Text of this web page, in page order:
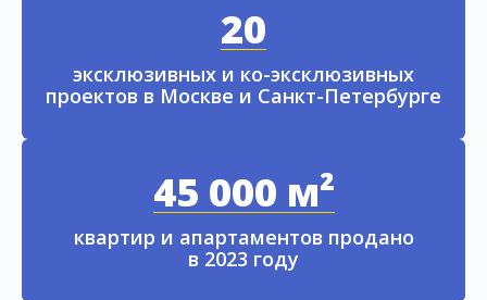
20
эксклюзивных и ко-эксклюзивных
проектов в Москве и Санкт-Петербурге
45 000 м²
квартир и апартаментов продано
в 2023 году